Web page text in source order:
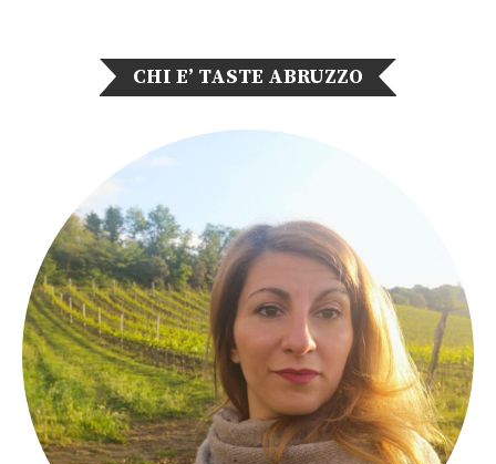
CHI E’ TASTE ABRUZZO